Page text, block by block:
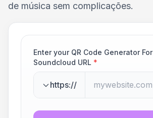
de música sem complicações.
Enter your QR Code Generator For
Soundcloud URL *
https://